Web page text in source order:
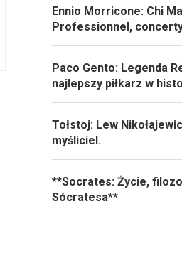
Ennio Morricone: Chi
Professionnel,
Paco Gento: Legenda
najlepszy piłkarz w
Tołstoj: Lew
myśliciel.
**Socrates: Życie,
Sócratesa**